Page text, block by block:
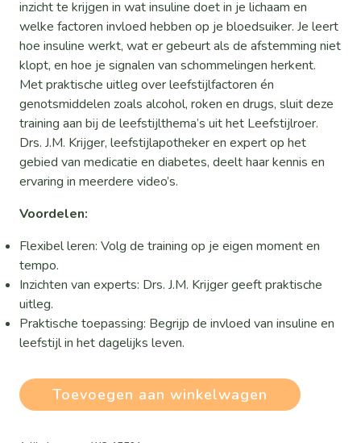
€ 24,95.€ 0,00.
inzicht te krijgen in wat insuline doet in je lichaam en
welke factoren invloed hebben op je bloedsuiker. Je leert
hoe insuline werkt, wat er gebeurt als de afstemming niet
klopt, en hoe je signalen van schommelingen herkent.
Met praktische uitleg over leefstijlfactoren én
genotsmiddelen zoals alcohol, roken en drugs, sluit deze
training aan bij de leefstijlthema’s uit het Leefstijlroer.
Drs. J.M. Krijger, leefstijlapotheker en expert op het
gebied van medicatie en diabetes, deelt haar kennis en
ervaring in meerdere video’s.
Voordelen:
Flexibel leren: Volg de training op je eigen moment en
tempo.
Inzichten van experts: Drs. J.M. Krijger geeft praktische
uitleg.
Praktische toepassing: Begrijp de invloed van insuline en
leefstijl in het dagelijks leven.
Insuline
en
Toevoegen aan winkelwagen